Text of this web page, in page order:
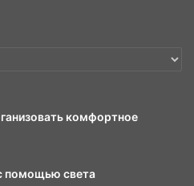
комфортное
помощью света